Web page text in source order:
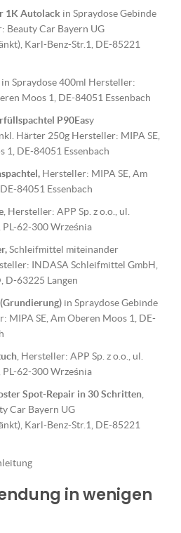
1K Autolack in Spraydose Gebinde
Beauty Car Bayern UG
Karl-Benz-Str.1, DE-85221
in Spraydose 400ml Hersteller:
Moos 1, DE-84051 Essenbach
P90Easy
Härter 250g Hersteller: MIPA SE,
1, DE-84051 Essenbach
Hersteller: MIPA SE, Am
84051 Essenbach
, Hersteller: APP Sp. z o.o., ul.
PL-62-300 Września
Schleifmittel miteinander
INDASA Schleifmittel GmbH,
D-63225 Langen
in Spraydose Gebinde
MIPA SE, Am Oberen Moos 1, DE-
, Hersteller: APP Sp. z o.o., ul.
PL-62-300 Września
Spot-Repair in 30 Schritten
Car Bayern UG
Karl-Benz-Str.1, DE-85221
in wenigen